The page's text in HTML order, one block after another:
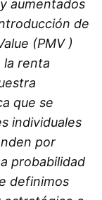
aumentados
de
(PMV )
la renta
que se
individuales
por
probabilidad
definimos